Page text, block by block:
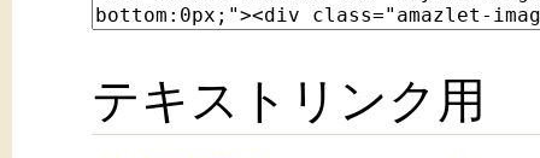
テキストリンク用